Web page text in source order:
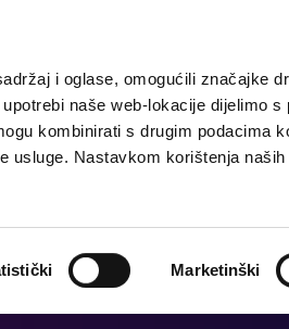
i oglase, omogućili značajke
naše web-lokacije dijelimo s
kombinirati s drugim podacima
usluge. Nastavkom korištenja
Marketinški
Чем заняться? Что